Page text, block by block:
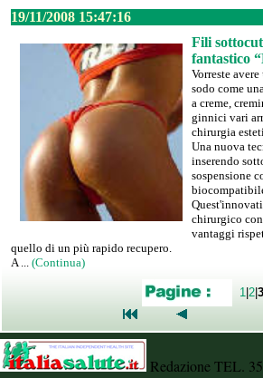
19/11/2008 15:47:16
Fili
fantastico
Vorreste
sodo come
a creme,
ginnici vari
chirurgia
Una nuova
inserendo
sospensione
chirurgico
vantaggi
quello di un più rapido recupero.
A ... (Continua)
1 |2|3
Redazione TEL.